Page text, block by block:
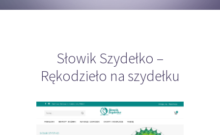
Słowik Szydełko –
Rękodzieło na szydełku